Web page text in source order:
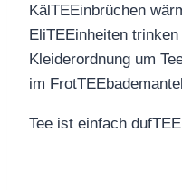
KälTEEinbrüchen
EliTEEinheiten
Kleiderordnung um
im
Tee ist einfach